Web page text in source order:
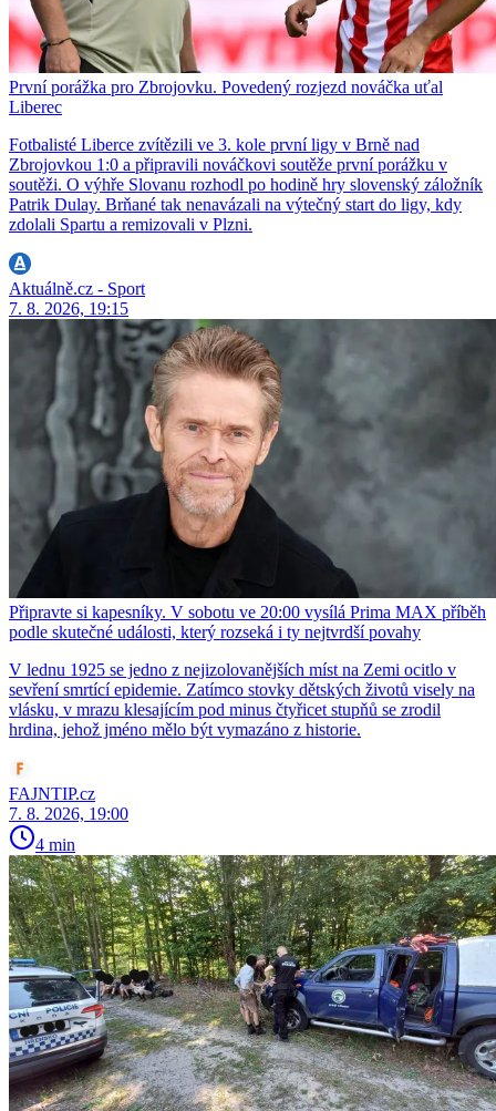
První porážka pro Zbrojovku. Povedený rozjezd nováčka uťal
Liberec
Fotbalisté Liberce zvítězili ve 3. kole první ligy v Brně nad
Zbrojovkou 1:0 a připravili nováčkovi soutěže první porážku v
soutěži. O výhře Slovanu rozhodl po hodině hry slovenský záložník
Patrik Dulay. Brňané tak nenavázali na výtečný start do ligy, kdy
zdolali Spartu a remizovali v Plzni.
Aktuálně.cz - Sport
7. 8. 2026, 19:15
Připravte si kapesníky. V sobotu ve 20:00 vysílá Prima MAX příběh
podle skutečné události, který rozseká i ty nejtvrdší povahy
V lednu 1925 se jedno z nejizolovanějších míst na Zemi ocitlo v
sevření smrtící epidemie. Zatímco stovky dětských životů visely na
vlásku, v mrazu klesajícím pod minus čtyřicet stupňů se zrodil
hrdina, jehož jméno mělo být vymazáno z historie.
FAJNTIP.cz
7. 8. 2026, 19:00
4 min